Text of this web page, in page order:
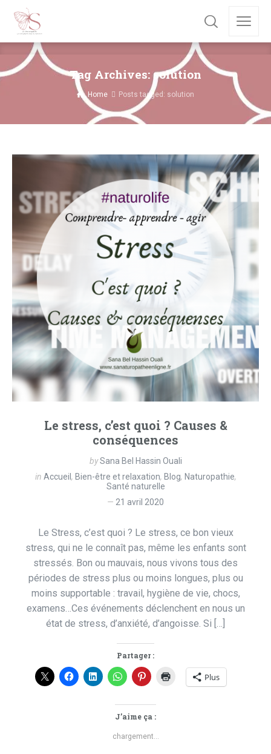
Tag Archives: solution
Home Posts tagged: solution
Le stress, c’est quoi ? Causes &
conséquences
bySana Bel Hassin Ouali
in Accueil , Bien-être et relaxation, Blog, Naturopathie,
Santé naturelle
21 avril 2020
Le Stress, c’est quoi ? Le stress, ce bon vieux
stress, qui ne le connaît pas, même les enfants sont
stressés. Bon ou mauvais, nous vivons tous des
périodes de stress plus ou moins longues, plus ou
moins supportable : travail, hygiène de vie, chocs,
examens…Ces événements déclenchent en nous un
état de stress, d’anxiété, d’angoisse. Si […]
Partager :
Plus
J’aime ça :
chargement…